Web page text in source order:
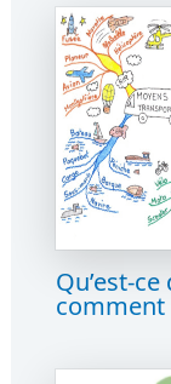
Qu’est-
comment